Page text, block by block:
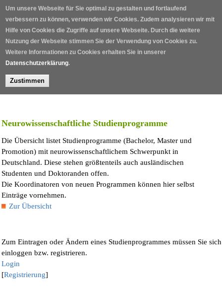
Um unsere Webseite für Sie optimal zu gestalten und fortlaufend
verbessern zu können, verwenden wir Cookies. Zudem analysieren wir mit
Hilfe von Cookies die Zugriffe auf unsere Webseite. Durch die weitere
Nutzung der Webseite stimmen Sie der Verwendung von Cookies zu.
Weitere Informationen zu Cookies erhalten Sie in unserer
Datenschutzerklärung.
Zustimmen
Direkt zum Inhalt
Home /
Neurowissenschaftliche Studienprogramme
Die Übersicht listet Studienprogramme (Bachelor, Master und
Promotion) mit neurowissenschaftlichem Schwerpunkt in
Deutschland. Diese stehen größtenteils auch ausländischen
Studenten und Doktoranden offen.
Die Koordinatoren von neuen Programmen können hier selbst
Einträge vornehmen.
Zur Übersicht
Zum Eintragen oder Ändern eines Studienprogrammes müssen Sie sich
einloggen bzw. registrieren.
Login
[Registrierung]